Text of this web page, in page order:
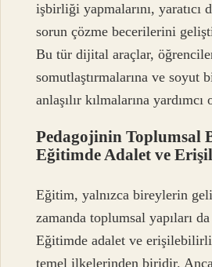
işbirliği yapmalarını, yaratıcı
sorun çözme becerilerini
Bu tür dijital araçlar,
somutlaştırmalarına ve soyut
anlaşılır kılmalarına yardımcı
Pedagojinin Toplumsal
Eğitimde Adalet ve
Eğitim, yalnızca bireylerin
zamanda toplumsal yapıları
Eğitimde adalet ve
temel ilkelerinden biridir.